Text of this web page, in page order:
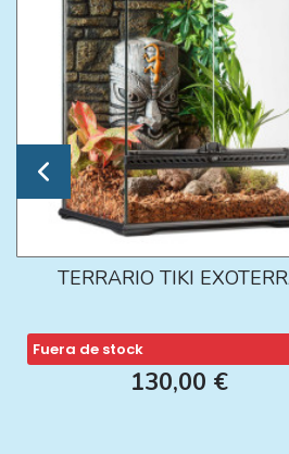
TERRARIO TIKI
Fuera de stock
130,00 €